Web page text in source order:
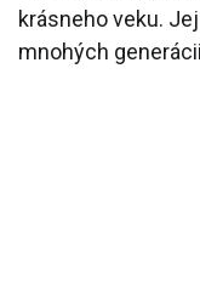
krásneho veku.
mnohých generácii